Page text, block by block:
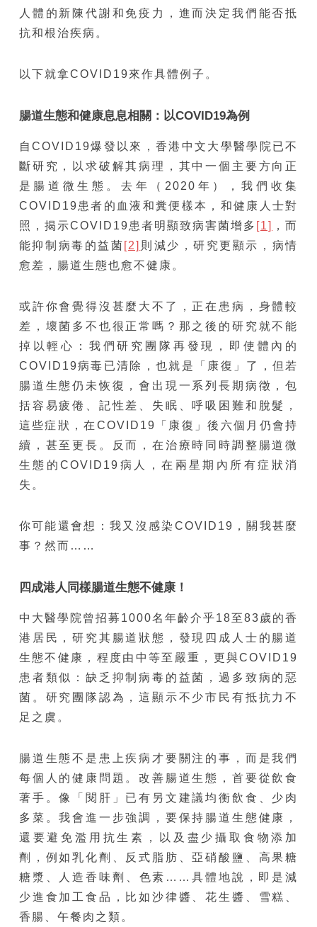
人體的新陳代謝和免疫力，進而決定我們能否抵
抗和根治疾病。
以下就拿COVID19來作具體例子。
腸道生態和健康息息相關：以COVID19為例
自COVID19爆發以來，香港中文大學醫學院已不
斷研究，以求破解其病理，其中一個主要方向正
是腸道微生態。去年（2020年），我們收集
COVID19患者的血液和糞便樣本，和健康人士對
照，揭示COVID19患者明顯致病害菌增多 [1]
，而
能抑制病毒的益菌 [2] 則減少，研究更顯示，病情
愈差，腸道生態也愈不健康。
或許你會覺得沒甚麼大不了，正在患病，身體較
差，壞菌多不也很正常嗎？那之後的研究就不能
掉以輕心：我們研究團隊再發現，即使體內的
COVID19病毒已清除，也就是「康復」了，但若
腸道生態仍未恢復，會出現一系列長期病徵，包
括容易疲倦、記性差、失眠、呼吸困難和脫髮，
這些症狀，在COVID19「康復」後六個月仍會持
續，甚至更長。反而，在治療時同時調整腸道微
生態的COVID19病人，在兩星期內所有症狀消
失。
你可能還會想：我又沒感染COVID19，關我甚麼
事？然而……
四成港人同樣腸道生態不健康！
中大醫學院曾招募1000名年齡介乎18至83歲的香
港居民，研究其腸道狀態，發現四成人士的腸道
生態不健康，程度由中等至嚴重，更與COVID19
患者類似：缺乏抑制病毒的益菌，過多致病的惡
菌。研究團隊認為，這顯示不少市民有抵抗力不
足之虞。
腸道生態不是患上疾病才要關注的事，而是我們
每個人的健康問題。改善腸道生態，首要從飲食
著手。像「閱肝」已有另文建議均衡飲食、少肉
多菜。我會進一步強調，要保持腸道生態健康，
還要避免濫用抗生素，以及盡少攝取食物添加
劑，例如乳化劑、反式脂肪、亞硝酸鹽、高果糖
糖漿、人造香味劑、色素……具體地說，即是減
少進食加工食品，比如沙律醬、花生醬、雪糕、
香腸、午餐肉之類。